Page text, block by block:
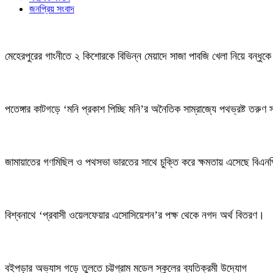
জনপ্রিয় সংবাদ
মেহেরপুরের গাংনীতে ২ কিশোরকে বিভিন্ন মেয়াদে সাজা পাবজি খেলা নিয়ে
পতেঙ্গার কাটগড়ে ‘মনি প্রকাশ পিচ্ছি মনি’র অনৈতিক সাম্রাজ্যে পথভ্রষ্ট তরুণ
জামায়াতের গণমিছিল ও পথসভা ভারতের সাথে চুক্তি করে ক্ষমতায় এসেছে
বিশ্বনাথে ‘প্রবাসী ওয়েলফেয়ার এসোসিয়েশন’র পক্ষ থেকে নগদ অর্থ বিতরণ।
বইপড়ার অভ্যাস গড়ে তুলতে চট্টগ্রাম মডেল স্কুলের ব্যতিক্রমী উদ্যোগ